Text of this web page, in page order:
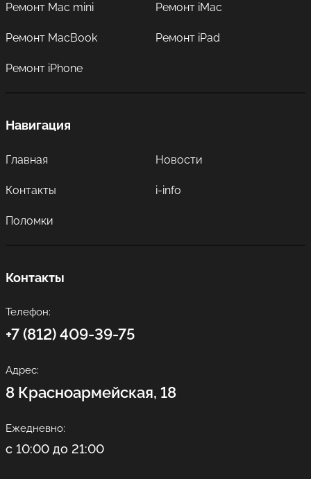
Ремонт Mac mini Ремонт iMac
Ремонт MacBook Ремонт iPad
Ремонт iPhone
Навигация
Главная Новости
Контакты i-info
Поломки
Контакты
Телефон:
+7 (812) 409-39-75
Адрес:
8 Красноармейская, 18
Ежедневно:
с 10:00 до 21:00